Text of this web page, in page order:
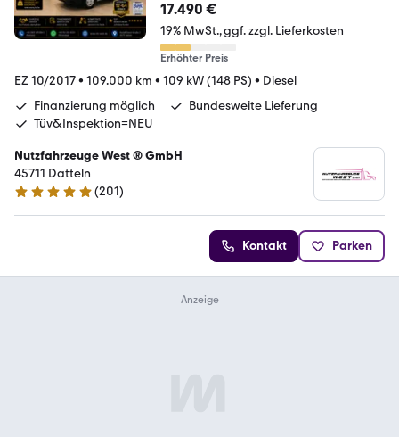
17.490 €
19% MwSt. ggf. zzgl. Lieferkosten
Erhöhter Preis
EZ 10/2017• 109.000 km • 109 kW (148 PS) • Diesel
Finanzierung möglich
Bundesweite Lieferung
Tüv&Inspektion=NEU
Nutzfahrzeuge West ® GmbH
45711 Datteln
4.9 Sterne
(201)
Kontakt Parken